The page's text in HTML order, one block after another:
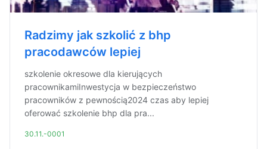
Radzimy jak szkolić z bhp
pracodawców lepiej
szkolenie okresowe dla kierujących
pracownikamiInwestycja w bezpieczeństwo
pracowników z pewnością2024 czas aby lepiej
oferować szkolenie bhp dla pra...
30.11.-0001